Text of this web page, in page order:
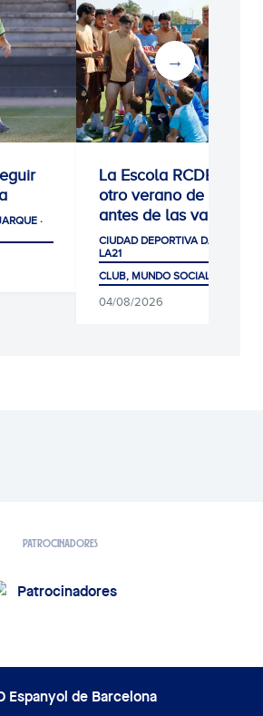
·
La Escola RCDE cierra
otro verano de récord
antes de las
CIUDAD DEPORTIVA DANI
LA21
CLUB, MUNDO SOCIAL Y
04/08/2026
PATROCINADORES